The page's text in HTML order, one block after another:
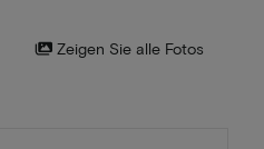
Zeigen Sie alle Fotos